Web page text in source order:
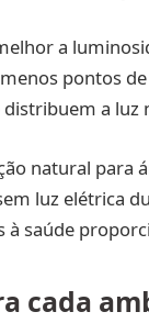
a
pontos
a luz
natural para
luz elétrica
saúde
cada